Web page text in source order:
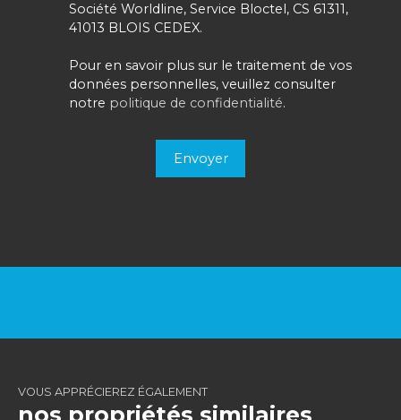
Société Worldline, Service Bloctel, CS 61311,
41013 BLOIS CEDEX.
Pour en savoir plus sur le traitement de vos
données personnelles, veuillez consulter
notre politique de confidentialité.
Envoyer
VOUS APPRÉCIEREZ ÉGALEMENT